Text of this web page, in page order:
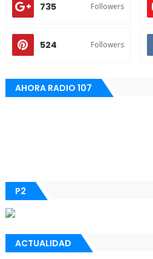
735 Followers
524 Followers
AHORA RADIO 107
P2
ACTUALIDAD